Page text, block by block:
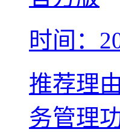
时间：
推荐理由
务管理